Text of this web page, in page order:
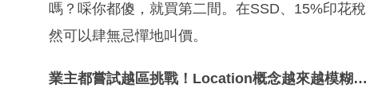
嗎？啋你都傻，就買第二間。在SSD、15%印花
然可以肆無忌憚地叫價。
業主都嘗試越區挑戰！ Location概念越來越模糊…